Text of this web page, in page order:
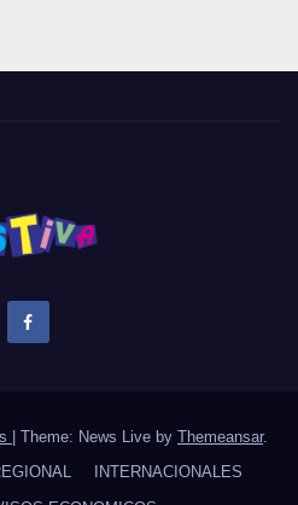
Theme: News Live by Themeansar.
INTERNACIONALES